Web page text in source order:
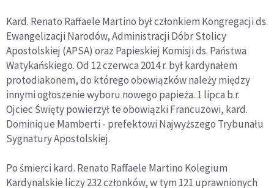
Kard. Renato Raffaele Martino był członkiem Kongregacji ds.
Ewangelizacji Narodów, Administracji Dóbr Stolicy
Apostolskiej (APSA) oraz Papieskiej Komisji ds. Państwa
Watykańskiego. Od 12 czerwca 2014 r. był kardynałem
protodiakonem, do którego obowiązków należy między
innymi ogłoszenie wyboru nowego papieża. 1 lipca b.r.
Ojciec Święty powierzył te obowiązki Francuzowi, kard.
Dominique Mamberti - prefektowi Najwyższego Trybunału
Sygnatury Apostolskiej.
Po śmierci kard. Renato Raffaele Martino Kolegium
Kardynalskie liczy 232 członków, w tym 121 uprawnionych